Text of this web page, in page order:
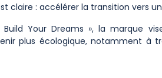
claire : accélérer la transition vers
Your Dreams », la marque
plus écologique, notamment à